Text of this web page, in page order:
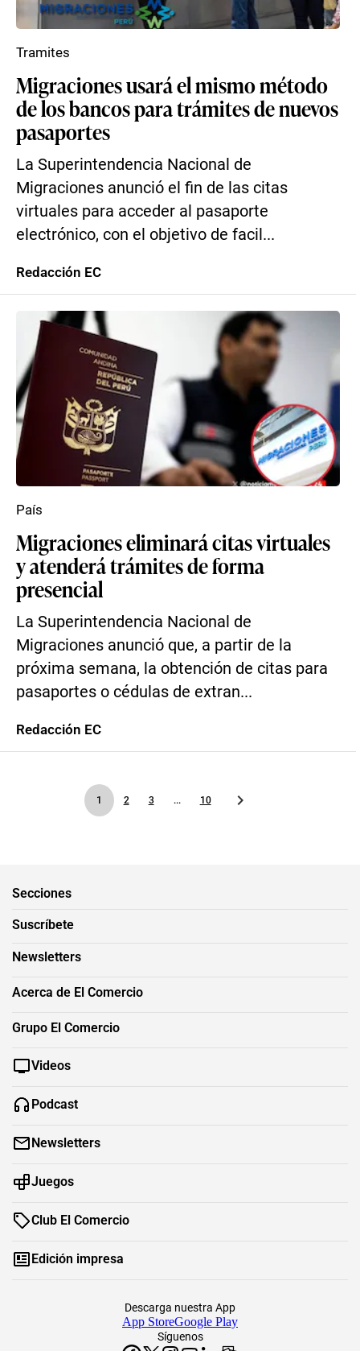
Migraciones usará el mismo método
de los bancos para trámites de nuevos
pasaportes
La Superintendencia Nacional de
Migraciones anunció el fin de las citas
virtuales para acceder al pasaporte
electrónico, con el objetivo de facil...
Tramites
Redacción EC
Migraciones eliminará citas virtuales
y atenderá trámites de forma
presencial
La Superintendencia Nacional de
Migraciones anunció que, a partir de la
próxima semana, la obtención de citas para
pasaportes o cédulas de extran...
País
Redacción EC
1 2 3 ... 10
Secciones
Suscríbete
Newsletters
Acerca de El Comercio
Grupo El Comercio
Videos
Podcast
Newsletters
Juegos
Club El Comercio
Edición impresa
Síguenos
Descarga nuestra App
App StoreGoogle Play